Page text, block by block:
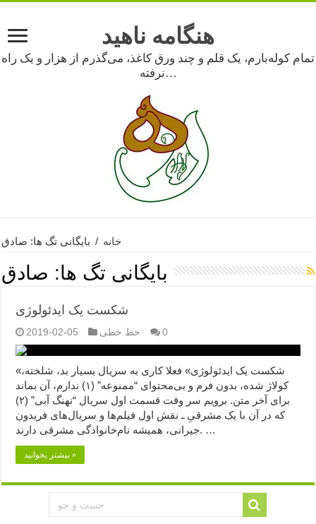
هنگامه ناهید
تمام کوله‌بارم، یک قلم و چند ورق کاغذ، می‌گذرم از هزار و یک راه
نرفته…
خانه / بایگانی تگ ها: صادق
بایگانی تگ ها: صادق
شکست یک ایدئولوژی
2019-02-05 خط خطی 0
«شکست یک ایدئولوژی» فعلا کاری به سریال بسیار بد، شلخته،
کولاژ شده، بدون فرم و بی‌محتوای “ممنوعه” (۱) ندارم، آن بماند
برای آخر متن. برویم سر وقت قسمت اول سریال “نهنگ آبی” (۲)
که در آن با یک مشرقیِ ـ نقش اول فیلم‌ها و سریال‌های فریدون
جیرانی، همیشه نام‌خانوادگی مشرقی دارند. …
بیشتر بخوانید »